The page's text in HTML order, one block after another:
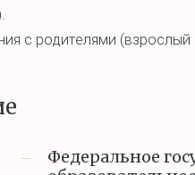
с родителями (взрослый
—
Федеральное